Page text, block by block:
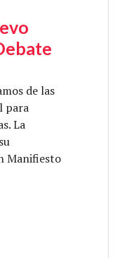
de las
para
La
Manifiesto
Golpe de